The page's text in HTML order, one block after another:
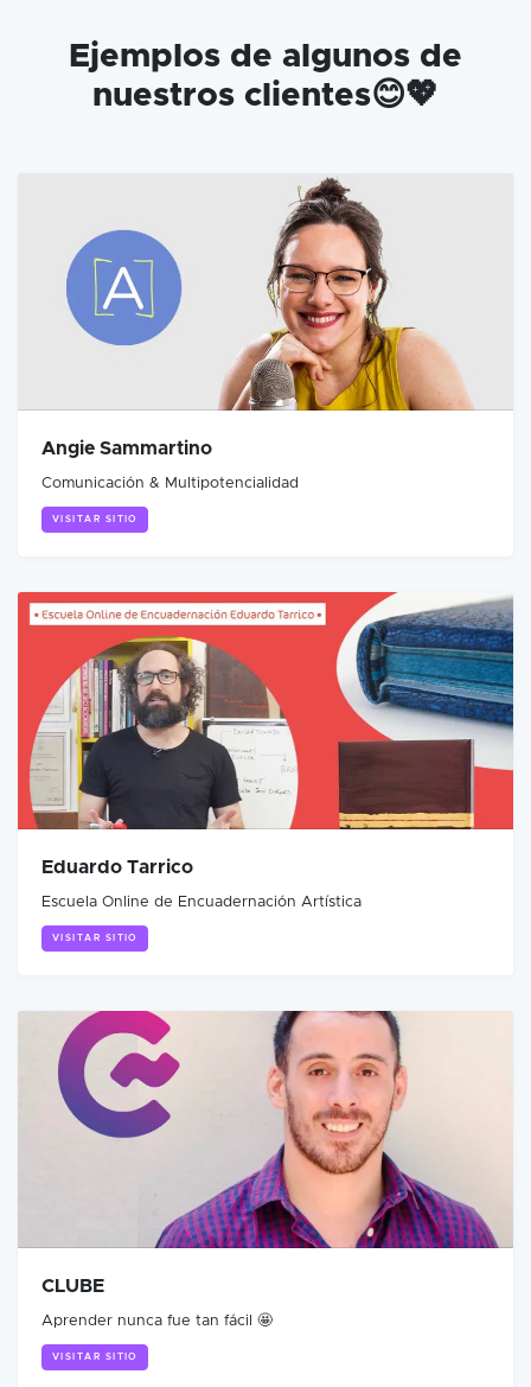
Ejemplos de algunos de
nuestros clientes😊💖
Angie Sammartino
Comunicación & Multipotencialidad
VISITAR SITIO
Eduardo Tarrico
Escuela Online de Encuadernación Artística
VISITAR SITIO
CLUBE
Aprender nunca fue tan fácil 🤩
VISITAR SITIO